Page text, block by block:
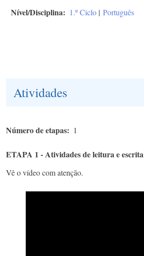
Nível/Disciplina 1.º Ciclo | Português
Atividades
Número de etapas 1
ETAPA 1 - Atividades de leitura e escrita
Vê o vídeo com atenção.